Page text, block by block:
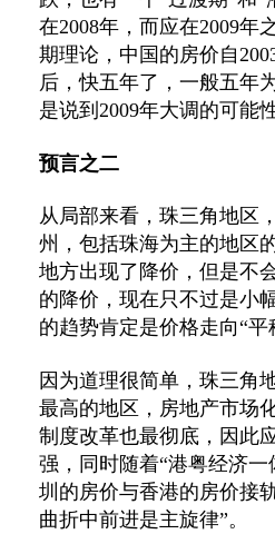
在2008年，而应在2009年
期理论，中国的房价自
后，快五年了，一般五年
是说到2009年大调的可能
预言之二
从局部来看，珠三角地区
州，包括珠海为主的地区
地方出现了降价，但是不
的降价，现在只不过是小
的趋势肯定是价格走向“平
因为道理很简单，珠三角
最高的地区，房地产市场
制度改革也最彻底，因此
强，同时随着“港粤经济
圳的房价与香港的房价接
曲折中前进是主旋律”。